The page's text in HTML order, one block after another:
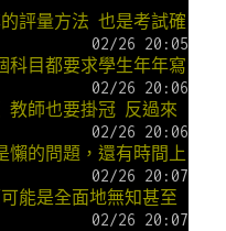
評量方法 也是考試確
02/26 20:05
目都要求學生年年寫
02/26 20:06
教師也要掛冠 反過來
02/26 20:06
懶的問題，還有時間上
02/26 20:07
能是全面地無知甚至
02/26 20:07